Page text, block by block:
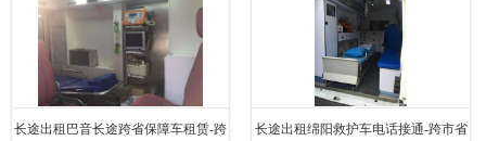
长途出租巴音长途跨省保障车租赁-跨 长途出租绵阳救护车电话接通-跨市省